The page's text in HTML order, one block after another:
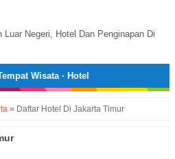
Negeri, Hotel Dan Penginapan Di
Wisata· Hotel
» Daftar Hotel Di Jakarta Timur